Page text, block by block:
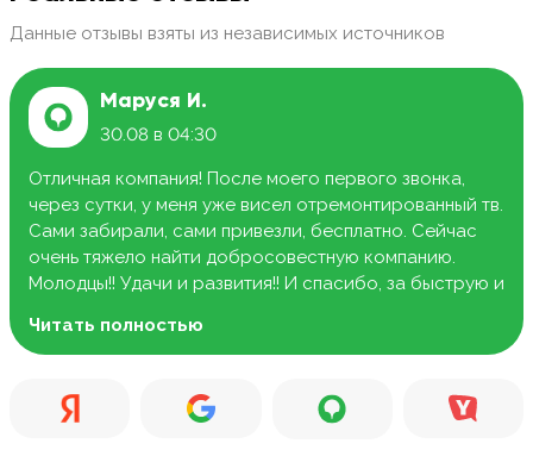
Данные отзывы взяты из независимых источников
Маруся И.
30.08 в 04:30
Отличная компания! После моего первого звонка,
через сутки, у меня уже висел отремонтированный тв.
Сами забирали, сами привезли, бесплатно. Сейчас
очень тяжело найти добросовестную компанию.
Молодцы!! Удачи и развития!! И спасибо, за быструю и
Читать полностью